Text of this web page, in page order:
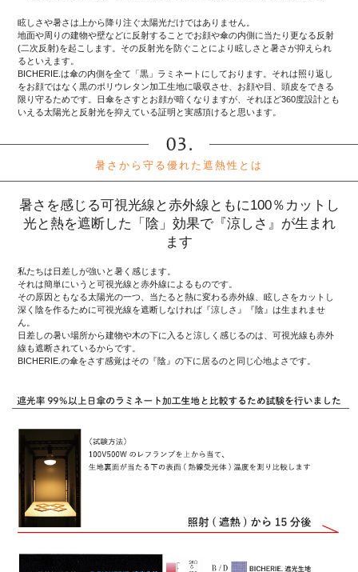
眩しさや暑さは上から降り注ぐ太陽光だけではありません。
地面や周りの建物や壁などに反射することでお顔や傘の内側に当たり更なる反射
(二次反射)を起こします。その反射光を防ぐことにより眩しさと暑さが抑えられ
るといえます。
BICHERIE.は傘の内側を全て「黒」ラミネートにしております。それは照り返し
をお顔ではなく黒のポリウレタン加工生地に吸収させ、お顔や目、頭皮をできる
限り守るためです。日傘をさすとお顔が暗くなりますが、それほど360度設計とも
いえる太陽光と反射光を抑えている証明と実感頂けると思います。
暑さから守る優れた遮熱性とは
暑さを感じる可視光線と赤外線ともに100％カットし
光と熱を遮断した「陰」効果で『涼しさ』が生まれ
ます
私たちは日差しが強いと暑く感じます。
それは簡単にいうと可視光線と赤外線によるものです。
その原因ともなる太陽光の一つ、当たると熱に変わる赤外線、眩しさをカットし
深く陰を作るために可視光線を遮断しなければ『涼しさ』『陰』は生まれませ
ん。
日差しの暑い場所から建物や木の下に入ると涼しく感じるのは、可視光線も赤外
線も遮断されているからです。
BICHERIE.の傘をさす感覚はその『陰』の下に居るのと同じ心地よさです。